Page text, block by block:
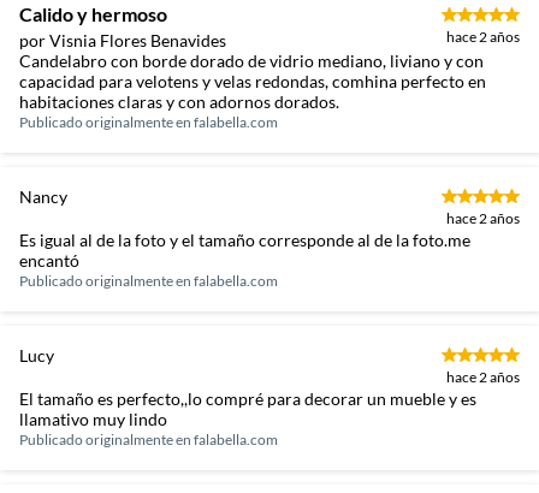
Calido y hermoso
por Visnia Flores Benavides hace 2 años
Candelabro con borde dorado de vidrio mediano, liviano y con
capacidad para velotens y velas redondas, comhina perfecto en
habitaciones claras y con adornos dorados.
Publicado originalmente en falabella.com
Nancy
hace 2 años
Es igual al de la foto y el tamaño corresponde al de la foto.me
encantó
Publicado originalmente en falabella.com
Lucy
hace 2 años
El tamaño es perfecto,,lo compré para decorar un mueble y es
llamativo muy lindo
Publicado originalmente en falabella.com